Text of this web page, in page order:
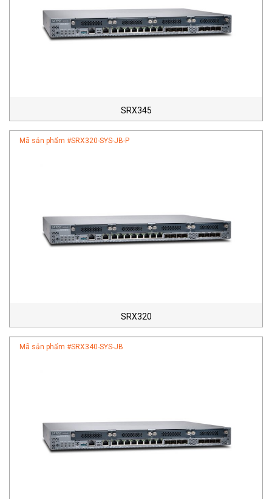
SRX345
Mã sản phẩm #SRX320-SYS-JB-P
SRX320
Mã sản phẩm #SRX340-SYS-JB